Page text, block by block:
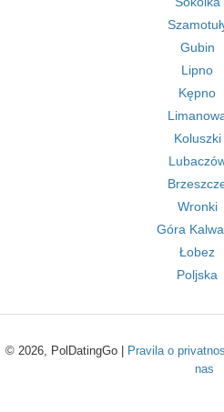
Gubin
Lipno
Kępno
Koluszki
Wronki
Góra
Łobez
Poljska
© 2026, PolDatingGo | Pravila o
nas